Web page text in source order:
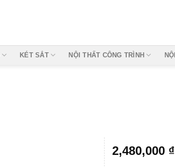
KÉT SẮT NỘI THẤT CÔNG TRÌNH
2,480,000 ₫